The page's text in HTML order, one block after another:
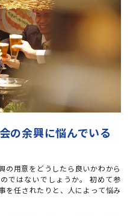
の余興に悩んでいる
の用意をどうしたら良いかわから
ではないでしょうか。 初めて参
を任されたりと、人によって悩み